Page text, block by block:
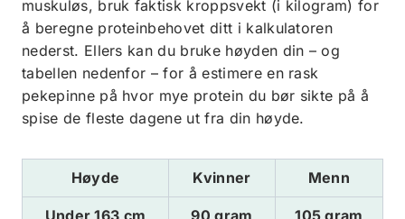
muskuløs, bruk faktisk kroppsvekt (i kilogram) for
å beregne proteinbehovet ditt i kalkulatoren
nederst. Ellers kan du bruke høyden din – og
tabellen nedenfor – for å estimere en rask
pekepinne på hvor mye protein du bør sikte på å
spise de fleste dagene ut fra din høyde.
Høyde Kvinner Menn